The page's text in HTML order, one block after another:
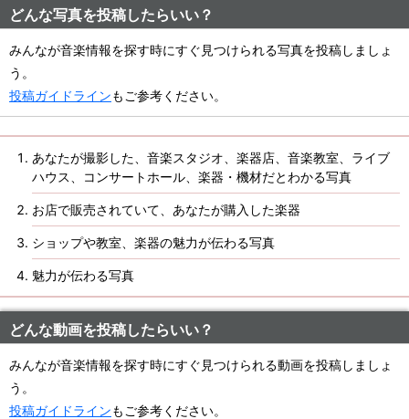
どんな写真を投稿したらいい？
みんなが音楽情報を探す時にすぐ見つけられる写真を投稿しましょ
う。
投稿ガイドラインもご参考ください。
あなたが撮影した、音楽スタジオ、楽器店、音楽教室、ライブ
ハウス、コンサートホール、楽器・機材だとわかる写真
お店で販売されていて、あなたが購入した楽器
ショップや教室、楽器の魅力が伝わる写真
魅力が伝わる写真
どんな動画を投稿したらいい？
みんなが音楽情報を探す時にすぐ見つけられる動画を投稿しましょ
う。
投稿ガイドラインもご参考ください。